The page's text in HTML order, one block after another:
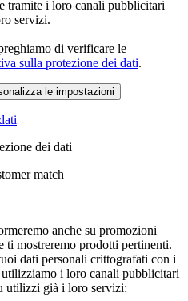
tramite i loro canali pubblicitari
servizi.
di verificare le
sulla protezione dei dati.
le impostazioni
dei dati
match
anche su promozioni
ti mostreremo prodotti pertinenti.
dati personali crittografati con i
i loro canali pubblicitari
utilizzi già i loro servizi: